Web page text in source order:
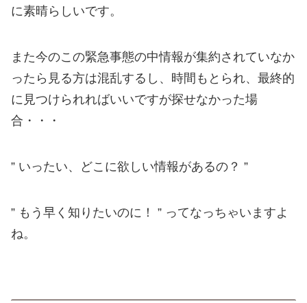
に素晴らしいです。
また今のこの緊急事態の中情報が集約されていなか
ったら見る方は混乱するし、時間もとられ、最終的
に見つけられればいいですが探せなかった場
合・・・
” いったい、どこに欲しい情報があるの？ ”
” もう早く知りたいのに！ ” ってなっちゃいますよ
ね。